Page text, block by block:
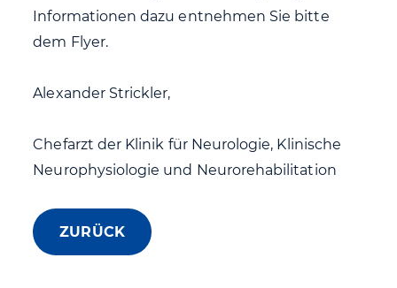
Informationen dazu entnehmen Sie bitte
dem Flyer.
Alexander Strickler,
Chefarzt der Klinik für Neurologie, Klinische
Neurophysiologie und Neurorehabilitation
ZURÜCK